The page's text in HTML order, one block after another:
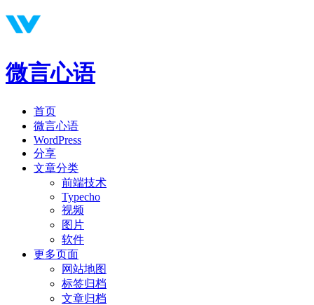
微言心语
首页
微言心语
WordPress
分享
文章分类
前端技术
Typecho
视频
图片
软件
更多页面
网站地图
标签归档
文章归档